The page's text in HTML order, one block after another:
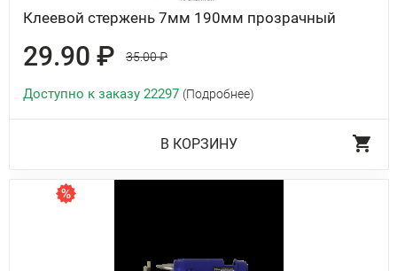
Клеевой стержень 7мм 190мм прозрачный
29.90 ₽ 35.00 ₽
Доступно к заказу 22297 (Подробнее)
В КОРЗИНУ